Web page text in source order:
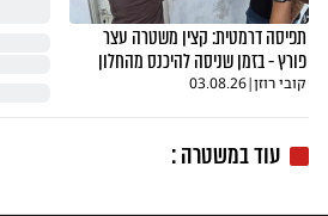
תפיסה דרמטית: קצין משטרה עצר
פורץ - בזמן שניסה להיכנס מהחלון
קובי רוזן|
03.08.26
עוד במשטרה :